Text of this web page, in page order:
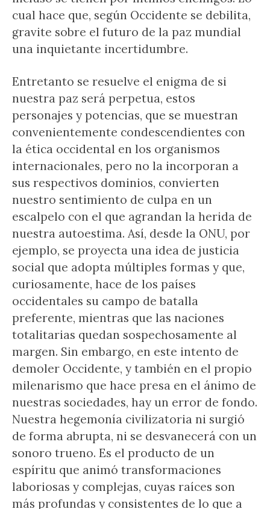
cual hace que, según Occidente se debilita,
gravite sobre el futuro de la paz mundial
una inquietante incertidumbre.
Entretanto se resuelve el enigma de si
nuestra paz será perpetua, estos
personajes y potencias, que se muestran
convenientemente condescendientes con
la ética occidental en los organismos
internacionales, pero no la incorporan a
sus respectivos dominios, convierten
nuestro sentimiento de culpa en un
escalpelo con el que agrandan la herida de
nuestra autoestima. Así, desde la ONU, por
ejemplo, se proyecta una idea de justicia
social que adopta múltiples formas y que,
curiosamente, hace de los países
occidentales su campo de batalla
preferente, mientras que las naciones
totalitarias quedan sospechosamente al
margen. Sin embargo, en este intento de
demoler Occidente, y también en el propio
milenarismo que hace presa en el ánimo de
nuestras sociedades, hay un error de fondo.
Nuestra hegemonía civilizatoria ni surgió
de forma abrupta, ni se desvanecerá con un
sonoro trueno. Es el producto de un
espíritu que animó transformaciones
laboriosas y complejas, cuyas raíces son
más profundas y consistentes de lo que a